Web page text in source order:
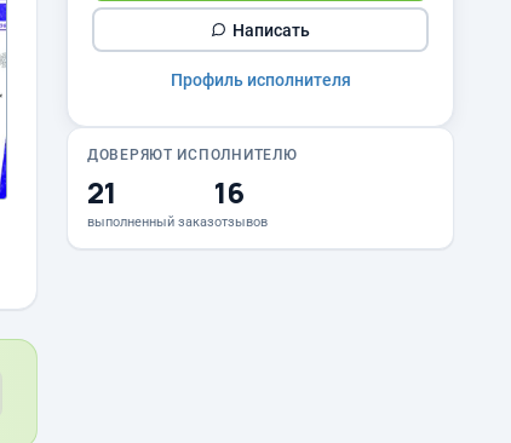
Написать
Профиль исполнителя
ДОВЕРЯЮТ ИСПОЛНИТЕЛЮ
21
выполненный заказ
16
отзывов